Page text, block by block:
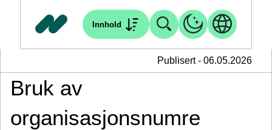
Innhold
Publisert - 06.05.2026
Bruk av
organisasjonsnumre